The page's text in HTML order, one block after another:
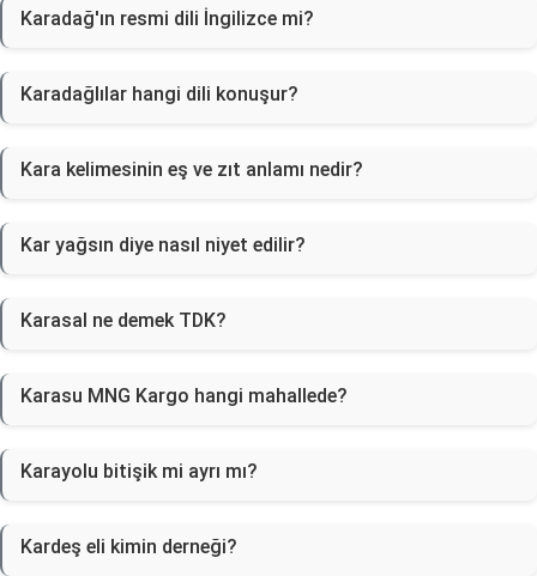
Karadağ'ın resmi dili İngilizce mi?
Karadağlılar hangi dili konuşur?
Kara kelimesinin eş ve zıt anlamı nedir?
Kar yağsın diye nasıl niyet edilir?
Karasal ne demek TDK?
Karasu MNG Kargo hangi mahallede?
Karayolu bitişik mi ayrı mı?
Kardeş eli kimin derneği?